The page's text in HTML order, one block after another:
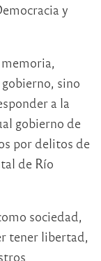
y
sino
a la
gobierno de
por delitos de
de Río
sociedad,
tener libertad,